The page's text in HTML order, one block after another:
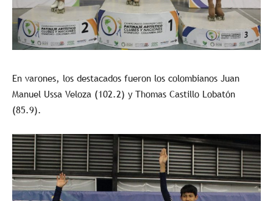
En varones, los destacados fueron los colombianos Juan
Manuel Ussa Veloza (102.2) y Thomas Castillo Lobatón
(85.9).